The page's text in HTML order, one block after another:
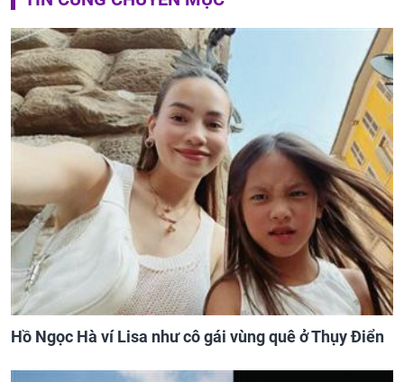
Hồ Ngọc Hà ví Lisa như cô gái vùng quê ở Thụy Điển